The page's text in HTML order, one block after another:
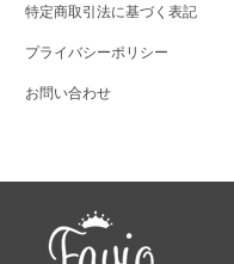
特定商取引法に基づく表記
プライバシーポリシー
お問い合わせ